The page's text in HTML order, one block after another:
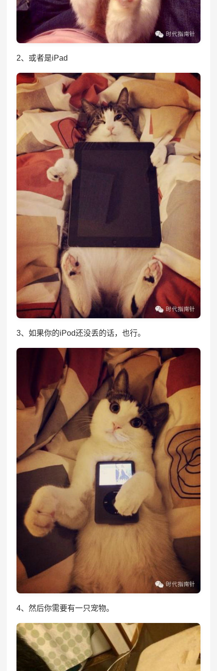
2、或者是iPad
3、如果你的iPod还没丢的话，也行。
4、然后你需要有一只宠物。